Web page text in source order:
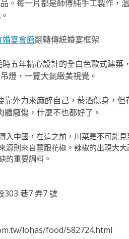
。每一片都是師傅純手工製作，
婚宴會館翻轉傳統婚宴框架
五年精心設計的全白色歐式建築
燈，一覽大氣緻美視覺。
靠外力來麻醉自己，菸酒傷身，
癰傷，什麼不也都好了。
入中國，在這之前，川菜是不可能
源則來自薑跟花椒。辣椒的出現大
的重要調料。
303 巷7 弄7 號
lohas/food/582724.html